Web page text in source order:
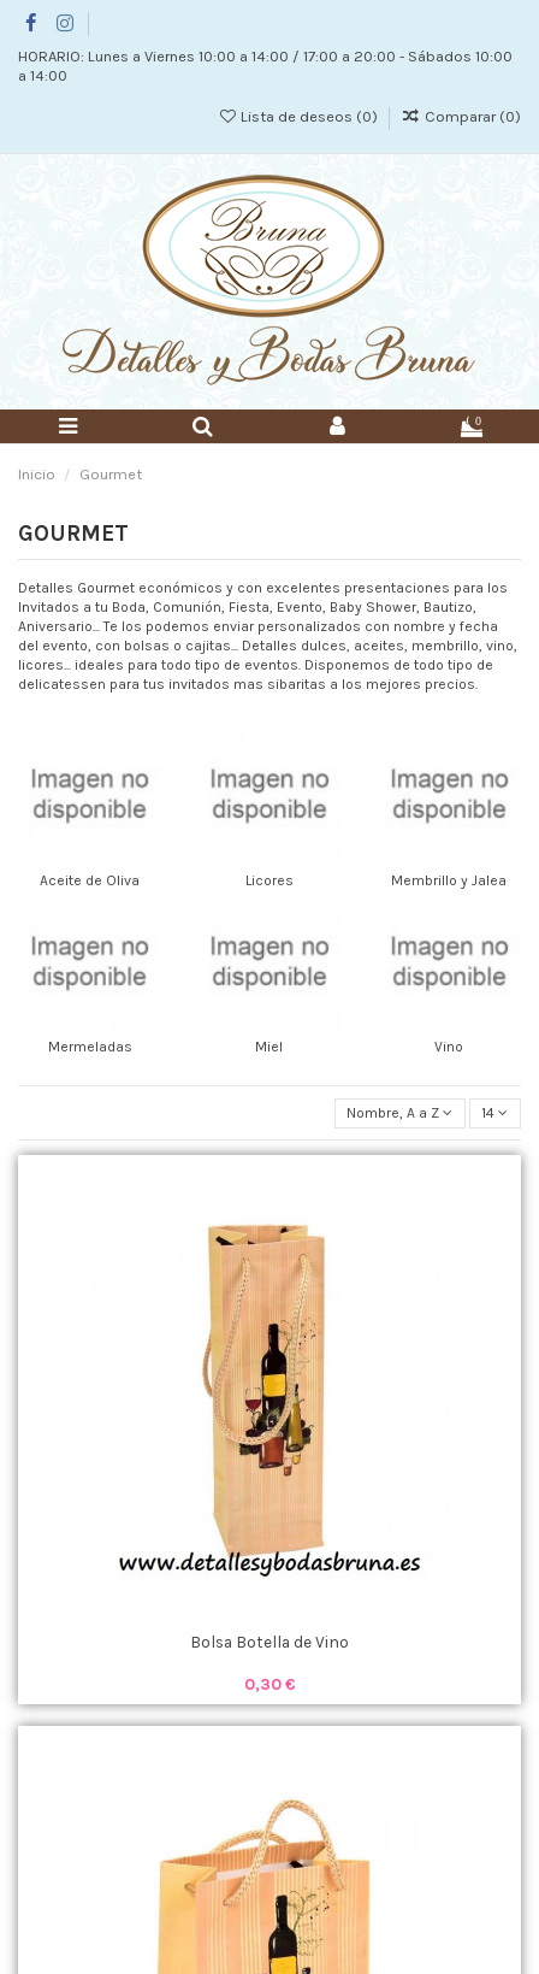
HORARIO: Lunes a Viernes 10:00 a 14:00 / 17:00 a 20:00 - Sábados 10:00
a 14:00
Lista de deseos (0) Comparar (0)
0
Inicio Gourmet
GOURMET
Detalles Gourmet económicos y con excelentes presentaciones para los
Invitados a tu Boda, Comunión, Fiesta, Evento, Baby Shower, Bautizo,
Aniversario... Te los podemos enviar personalizados con nombre y fecha
del evento, con bolsas o cajitas... Detalles dulces, aceites, membrillo, vino,
licores... ideales para todo tipo de eventos. Disponemos de todo tipo de
delicatessen para tus invitados mas sibaritas a los mejores precios.
Aceite de Oliva Licores Membrillo y Jalea
Mermeladas Miel Vino
Nombre, A a Z 14
Bolsa Botella de Vino
0,30 €